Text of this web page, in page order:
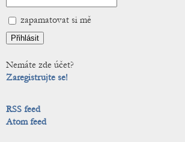
zapamatovat si mě
Nemáte zde účet?
Zaregistrujte se!
RSS feed
Atom feed